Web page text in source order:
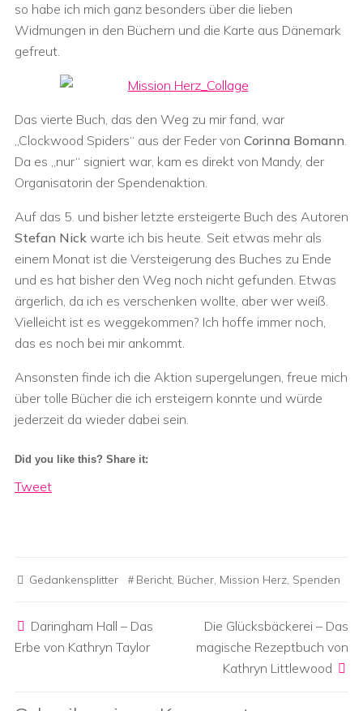
so habe ich mich ganz besonders über die lieben
Widmungen in den Büchern und die Karte aus Dänemark
gefreut.
Das vierte Buch, das den Weg zu mir fand, war
„Clockwood Spiders“ aus der Feder von Corinna Bomann.
Da es „nur“ signiert war, kam es direkt von Mandy, der
Organisatorin der Spendenaktion.
Auf das 5. und bisher letzte ersteigerte Buch des Autoren
Stefan Nick warte ich bis heute. Seit etwas mehr als
einem Monat ist die Versteigerung des Buches zu Ende
und es hat bisher den Weg noch nicht gefunden. Etwas
ärgerlich, da ich es verschenken wollte, aber wer weiß.
Vielleicht ist es weggekommen? Ich hoffe immer noch,
das es noch bei mir ankommt.
Ansonsten finde ich die Aktion supergelungen, freue mich
über tolle Bücher die ich ersteigern konnte und würde
jederzeit da wieder dabei sein.
Did you like this? Share it:
Tweet
Gedankensplitter Bericht, Bücher, Mission Herz, Spenden
Daringham Hall – Das
Erbe von Kathryn Taylor
Die Glücksbäckerei – Das
magische Rezeptbuch von
Kathryn Littlewood